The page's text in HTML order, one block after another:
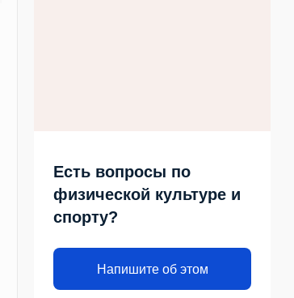
Есть вопросы по
физической культуре и
спорту?
Напишите об этом